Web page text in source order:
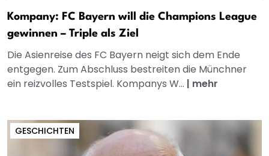
Kompany: FC Bayern will die Champions League
gewinnen – Triple als Ziel
Die Asienreise des FC Bayern neigt sich dem Ende
entgegen. Zum Abschluss bestreiten die Münchner
ein reizvolles Testspiel. Kompanys W... | mehr
GESCHICHTEN